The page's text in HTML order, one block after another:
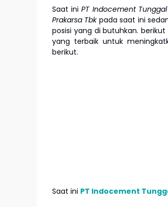
Saat iniPT Indocement
Prakarsa Tbk pada saat ini
posisi yang di butuhkan.
yang terbaik untuk
berikut.
Saat ini PT Indocement